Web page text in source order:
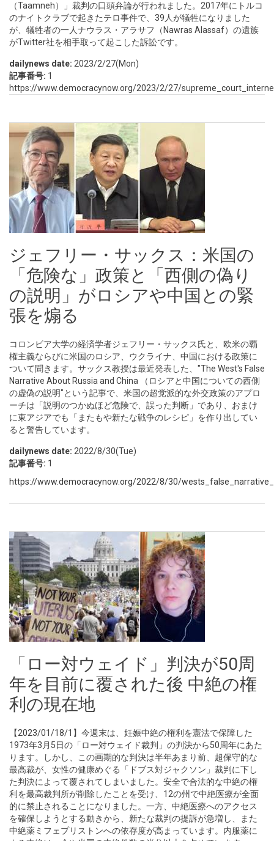
（Taamneh）」裁判の口頭弁論が行われました。2017年にトルコ
のナイトクラブで起きたテロ事件で、39人が犠牲になりました
が、犠牲者の一人ナウラス・アラサフ（Nawras Alassaf）の遺族
がTwitter社を相手取って起こした訴訟です。
dailynews date: 2023/2/27(Mon)
記事番号: 1
https://www.democracynow.org/2023/2/27/
ジェフリー・サックス：米国の
「危険な」政策と「西側の偽り
の説明」がロシアや中国との緊
張を煽る
コロンビア大学の経済学者ジェフリー・サックス氏と、欧米の覇
権主義ならびに米国のロシア、ウクライナ、中国における政策に
ついて聞きます。サックス教授は最近発表した、"The West's False
Narrative About Russia and China （ロシアと中国についての西側
の虚偽の説明"という記事で、米国の超党派的な外交政策のアプロ
ーチは「説明のつかぬほど危険で、誤った判断」であり、おまけ
に東アジアでも「またもや新たな戦争のレシピ」を作り出してい
ると警告しています。
dailynews date: 2022/8/30(Tue)
記事番号: 1
https://www.democracynow.org/2022/8/30/
「ロー対ウェイド」判決が50周
年を目前に覆された後 中絶の権
利の現在地
【2023/01/18/1】今週末は、妊娠中絶の権利を憲法で保障した
1973年3月5日の「ロー対ウェイド裁判」の判決から50周年にあた
ります。しかし、この画期的な判決は半年あまり前、超保守的な
最高裁が、女性の健康めぐる「ドブス対ジャクソン」裁判に下し
た判決によって覆されてしまいました。安全で合法的な中絶の権
利を最高裁判所が削除したことを受け、12の州で中絶医療が全面
的に禁止されることになりました。一方、中絶医療へのアクセス
を確保しようとする動きから、新たな裁判の提訴が急増し、また
中絶薬ミフェプリストンへの依存度が高まっています。内服薬に